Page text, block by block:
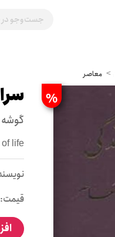
معاصر
%
گ‍وش‍ه
life
قیمت: